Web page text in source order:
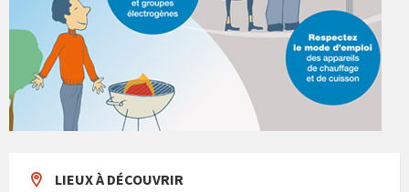
LIEUX À DÉCOUVRIR